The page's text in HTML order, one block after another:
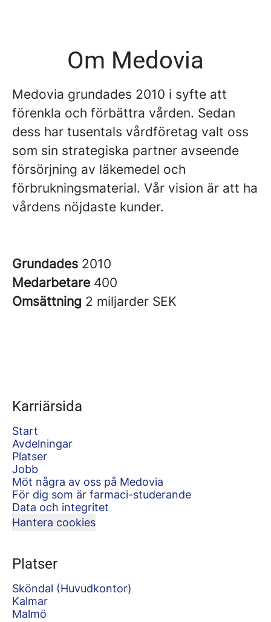
Om Medovia
Medovia grundades 2010 i syfte att
förenkla och förbättra vården. Sedan
dess har tusentals vårdföretag valt oss
som sin strategiska partner avseende
försörjning av läkemedel och
förbrukningsmaterial. Vår vision är att ha
vårdens nöjdaste kunder.
Grundades 2010
Medarbetare 400
Omsättning 2 miljarder SEK
Karriärsida
Start
Avdelningar
Platser
Jobb
Möt några av oss på Medovia
För dig som är farmaci-studerande
Data och integritet
Hantera cookies
Platser
Sköndal (Huvudkontor)
Kalmar
Malmö